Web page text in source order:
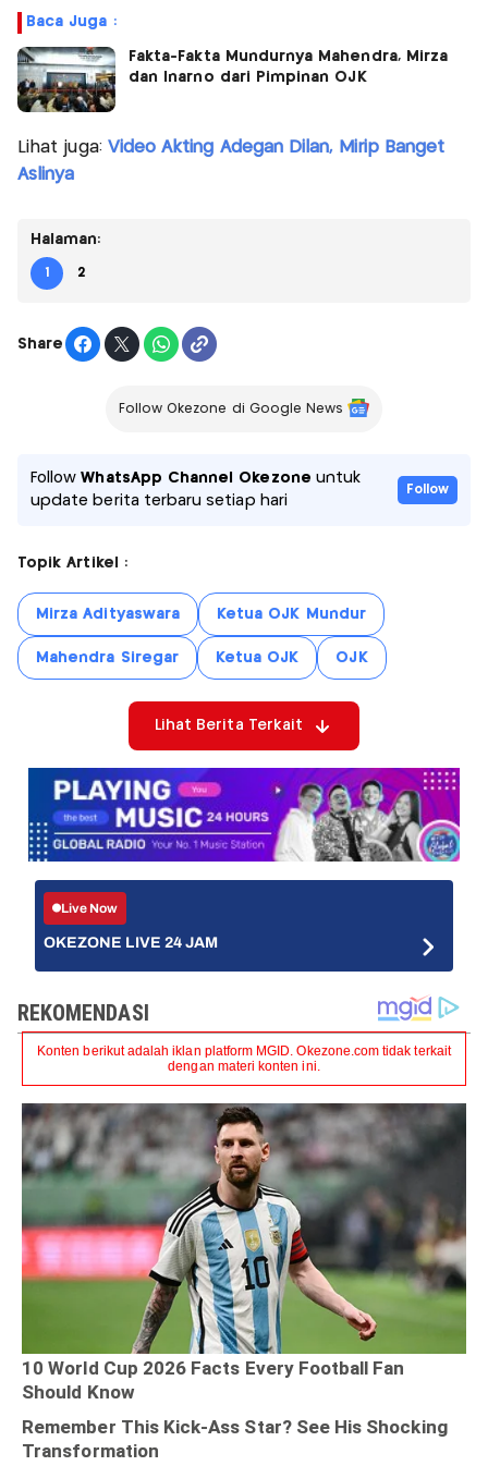
Baca Juga :
Fakta-Fakta Mundurnya Mahendra, Mirza
dan Inarno dari Pimpinan OJK
Lihat juga: Video Akting Adegan Dilan, Mirip Banget
Aslinya
Halaman:
1 2
Share
Follow Okezone di Google News
FollowWhatsApp Channel Okezone untuk
update berita terbaru setiap hari
Follow
Topik Artikel :
Mirza Adityaswara Ketua OJK Mundur
Mahendra Siregar Ketua OJK OJK
Lihat Berita Terkait
Live Now
OKEZONE LIVE 24 JAM